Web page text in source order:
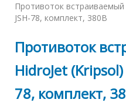
Противоток
JSH-78, комплект, 380В
Противоток
HidroJet
78, комплект,